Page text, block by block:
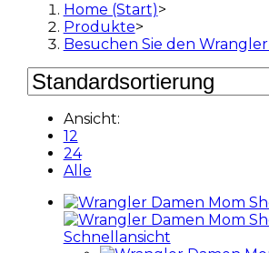
Home (Start)>
Produkte>
Besuchen Sie den
Ansicht:
12
24
Alle
Schnellansicht